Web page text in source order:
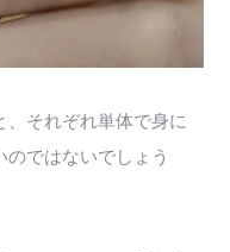
、それぞれ単体で身に
ではないでしょう